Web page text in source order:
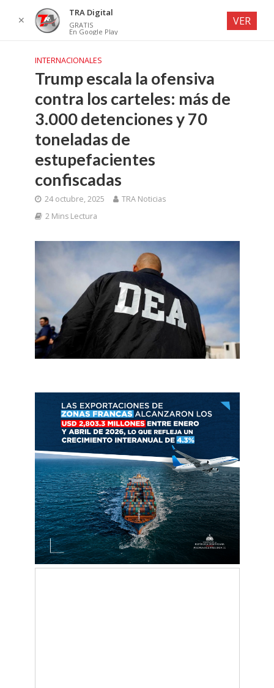
INTERNACIONALES
Trump escala la ofensiva
contra los carteles: más de
3.000 detenciones y 70
toneladas de
estupefacientes
confiscadas
24 octubre, 2025
TRA Noticias
2 Mins Lectura
✕
TRA Digital
GRATIS
En Google Play
VER